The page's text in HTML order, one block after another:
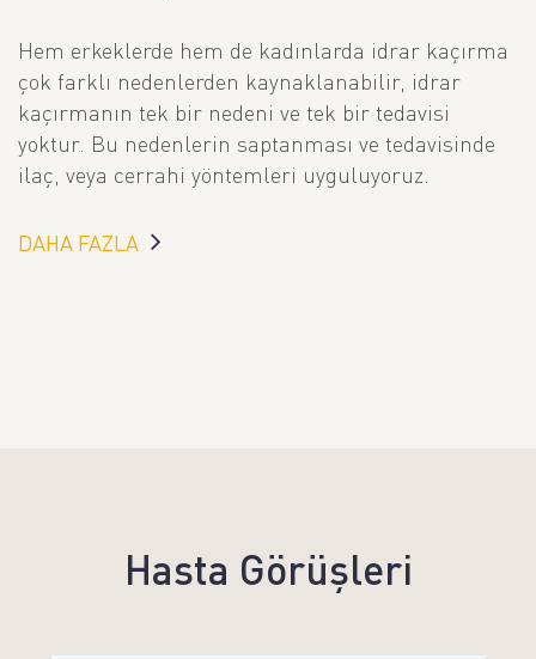
Hem erkeklerde hem de kadınlarda idrar kaçırma
çok farklı nedenlerden kaynaklanabilir, idrar
kaçırmanın tek bir nedeni ve tek bir tedavisi
yoktur. Bu nedenlerin saptanması ve tedavisinde
ilaç, veya cerrahi yöntemleri uyguluyoruz.
DAHA FAZLA
Hasta Görüşleri